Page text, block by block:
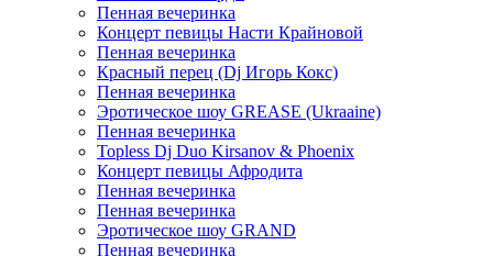
Пенная вечеринка
Концерт певицы Насти Крайновой
Пенная вечеринка
Красный перец (Dj Игорь Кокс)
Пенная вечеринка
Эротическое шоу GREASE (Ukraaine)
Пенная вечеринка
Topless Dj Duo Kirsanov & Phoenix
Концерт певицы Афродита
Пенная вечеринка
Пенная вечеринка
Эротическое шоу GRAND
Пенная вечеринка